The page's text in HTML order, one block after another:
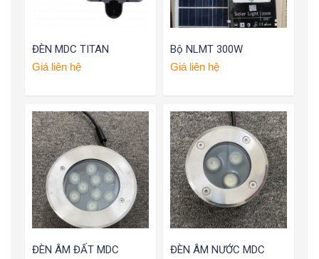
ĐÈN MDC TITAN
Giá liên hệ
Bộ NLMT 300W
Giá liên hệ
ĐÈN ÂM ĐẤT MDC ĐÈN ÂM NƯỚC MDC